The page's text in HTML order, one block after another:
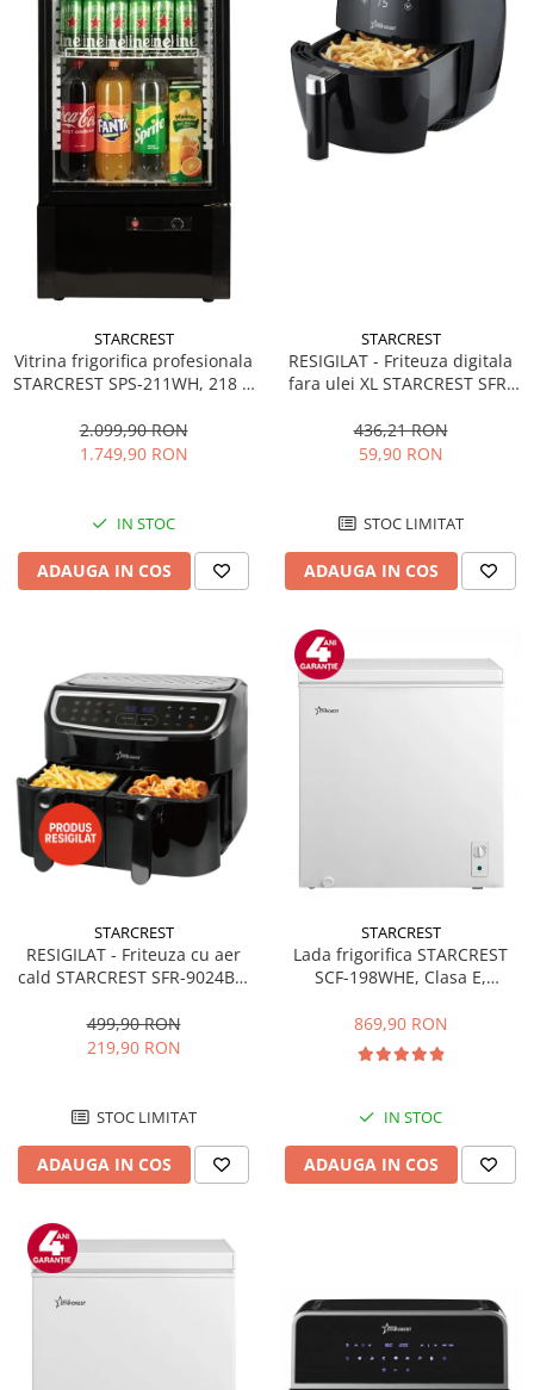
STARCREST
Vitrina frigorifica profesionala
STARCREST SPS-211WH, 218 L,
LED, H 141 cm, Negru
2.099,90 RON
1.749,90 RON
IN STOC
ADAUGA IN COS
STARCREST
RESIGILAT - Friteuza digitala
fara ulei XL STARCREST SFR-
Termostat 80 - 200 °C, 8
programe predefinite, Negru
436,21 RON
59,90 RON
STOC LIMITAT
ADAUGA IN COS
STARCREST
RESIGILAT - Friteuza cu aer
cald STARCREST SFR-9024BK,
Termostat 80 - 200 °C, 12
programe, Negru
499,90 RON
219,90 RON
STOC LIMITAT
ADAUGA IN COS
STARCREST
Lada frigorifica STARCREST
SCF-198WHE, Clasa E,
convertibil - functie frigider,
Termostat reglabil, Alb
869,90 RON
IN STOC
ADAUGA IN COS